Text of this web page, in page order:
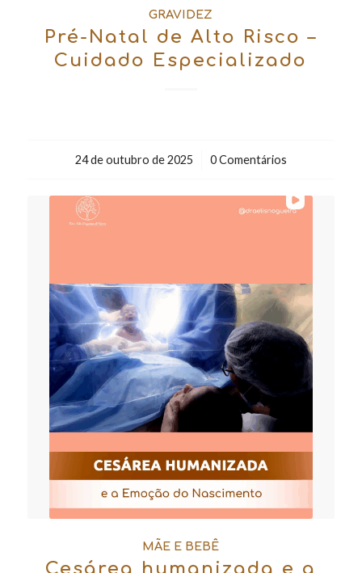
GRAVIDEZ
Pré-Natal de Alto Risco –
Cuidado Especializado
24 de outubro de 2025
/ 0 Comentários
MÃE E BEBÊ
Cesárea humanizada e a